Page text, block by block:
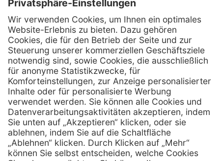
Kontakt
Henry Schein Medical Austria GmbH
Schönbrunner Straße 297
A-1120 Wien
01 / 718 19 61 99
Telefax:01 / 718 19 61 23
E-Mail: info @ henryscheinmed.at
Services
Vorteile
Hilfe
FAQs